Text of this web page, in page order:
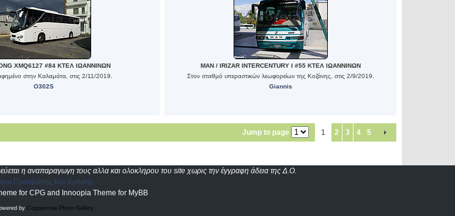
XMQ6127 #84 ΚΤΕΛ ΙΩΑΝΝΙΝΩΝ
στην Καλαμάτα, στις 2/11/2019.
O302S
MAN / IRIZAR INTERCENTURY I #55 ΚΤΕΛ ΙΩΑΝΝΙΝΩΝ
Στον σταθμό υπεραστικών λεωφορείων της Κοζάνης, στις 2/9/2019.
Giannis
Jump to page 1 2 3 4 5
η αναπαραγωγη τους αλλα και ολοκληρου του site χωρις την έγγραφη άδεια της Δ.Ο.
Προσβασης Και Χρήσης
for CPG and Innoopia Theme for MyBB
by Coppermine Photo Gallery